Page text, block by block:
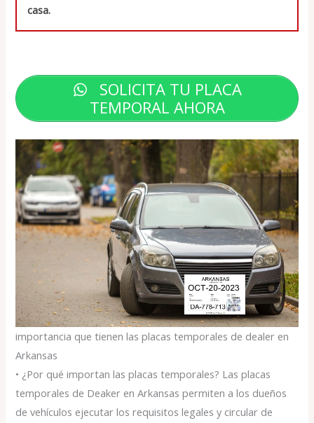
casa.
SOLICITA TU PLACA
TEMPORAL AHORA
importancia que tienen las placas temporales de dealer en
Arkansas
• ¿Por qué importan las placas temporales? Las placas
temporales de Deaker en Arkansas permiten a los dueños
de vehículos ejecutar los requisitos legales y circular de